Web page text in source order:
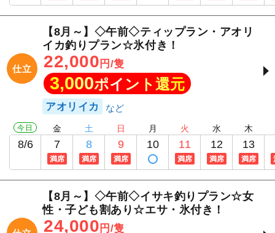
仕立
【8月～】◇午前◇ティップラン・アオリ
イカ釣りプラン☆氷付き！
22,000 円/隻
3,000ポイント還元
アオリイカ
今日
8/6
金
7
満席
土
8
満席
日
9
満席
月
10
火
11
満席
水
12
満席
木
13
満席
【8月～】◇午前◇イサキ釣りプラン☆女
性・子ども割あり☆エサ・氷付き！
24,000 円/隻